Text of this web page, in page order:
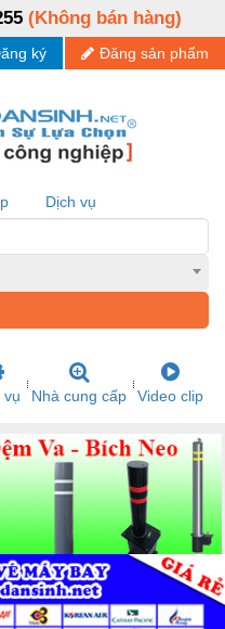
(Không bán hàng)
Đăng sản phẩm
ký
Dịch vụ
vụ Nhà cung cấp Video clip